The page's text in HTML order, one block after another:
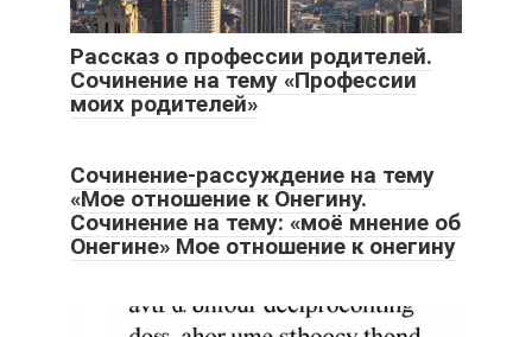
Рассказ о профессии родителей.
Сочинение на тему «Профессии
моих родителей»
Сочинение-рассуждение на тему
«Мое отношение к Онегину.
Сочинение на тему: «моё мнение об
Онегине» Мое отношение к онегину